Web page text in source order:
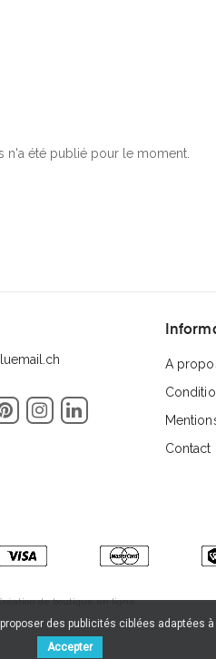
n'a été publié pour le moment.
PinterestInstagram
A
Contact
de boutique en ligne
des publicités ciblées
Accepter